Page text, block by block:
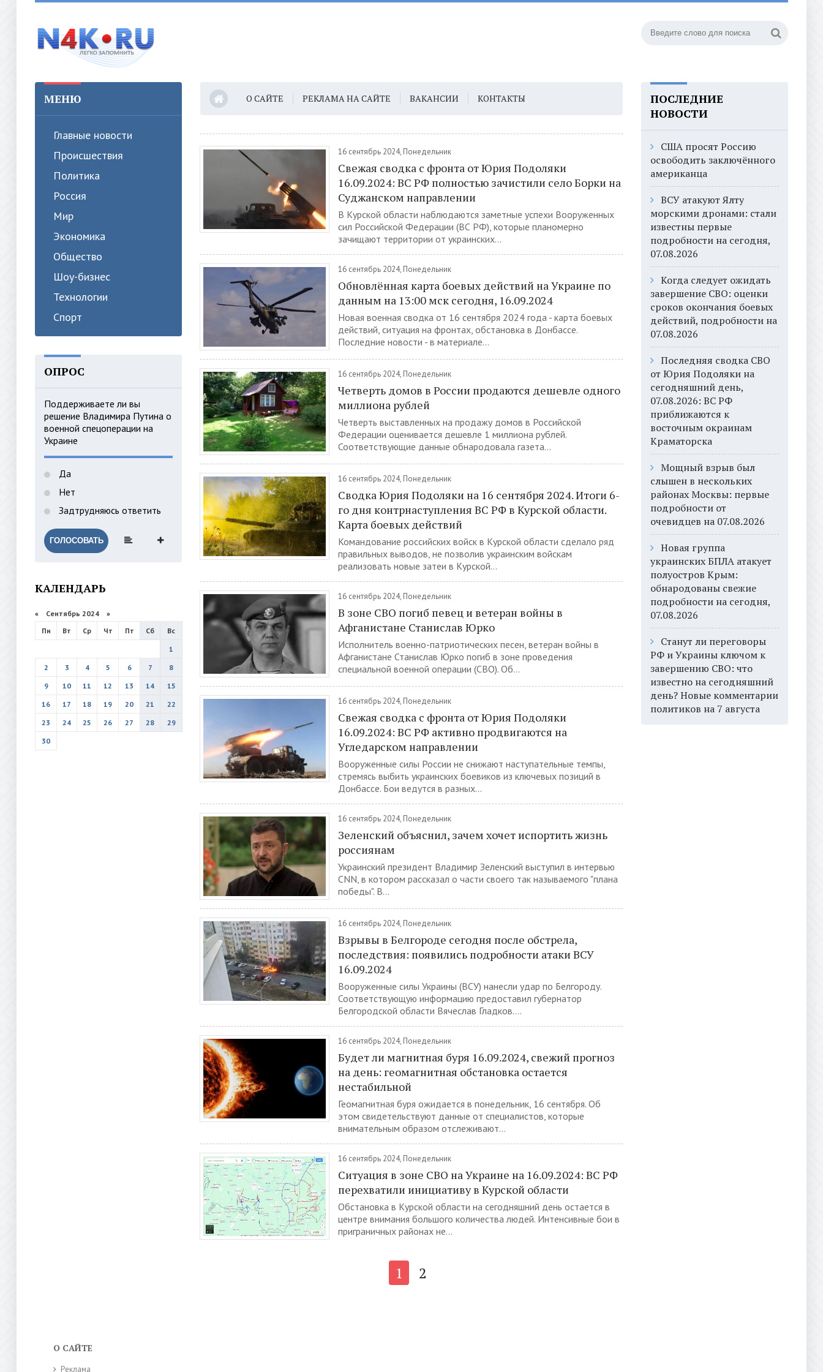
МЕНЮ
Главные новости
Происшествия
Политика
Россия
Мир
Экономика
Общество
Шоу-бизнес
Технологии
Спорт
ОПРОС
Поддерживаете ли вы
решение Владимира Путина о
военной спецоперации на
Украине
Да
Нет
Задтрудняюсь ответить
ГОЛОСОВАТЬ
КАЛЕНДАРЬ
« Сентябрь 2024 »
Пн
Вт Ср Чт Пт Сб
Вс
1
2
3 4 5 6 7
8
9
10 11 12 13 14
15
16
17 18 19 20 21
22
23
24 25 26 27 28
29
30
О САЙТЕ РЕКЛАМА НА САЙТЕ ВАКАНСИИ КОНТАКТЫ
16 сентябрь 2024, Понедельник
Свежая сводка с фронта от Юрия Подоляки
16.09.2024: ВС РФ полностью зачистили село Борки на
Суджанском направлении
В Курской области наблюдаются заметные успехи Вооруженных
сил Российской Федерации (ВС РФ), которые планомерно
зачищают территории от украинских...
16 сентябрь 2024, Понедельник
Обновлённая карта боевых действий на Украине по
данным на 13:00 мск сегодня, 16.09.2024
Новая военная сводка от 16 сентября 2024 года - карта боевых
действий, ситуация на фронтах, обстановка в Донбассе.
Последние новости - в материале...
16 сентябрь 2024, Понедельник
Четверть домов в России продаются дешевле одного
миллиона рублей
Четверть выставленных на продажу домов в Российской
Федерации оценивается дешевле 1 миллиона рублей.
Соответствующие данные обнародовала газета...
16 сентябрь 2024, Понедельник
Сводка Юрия Подоляки на 16 сентября 2024. Итоги 6-
го дня контрнаступления ВС РФ в Курской области.
Карта боевых действий
Командование российских войск в Курской области сделало ряд
правильных выводов, не позволив украинским войскам
реализовать новые затеи в Курской...
16 сентябрь 2024, Понедельник
В зоне СВО погиб певец и ветеран войны в
Афганистане Станислав Юрко
Исполнитель военно-патриотических песен, ветеран войны в
Афганистане Станислав Юрко погиб в зоне проведения
специальной военной операции (СВО). Об...
16 сентябрь 2024, Понедельник
Свежая сводка с фронта от Юрия Подоляки
16.09.2024: ВС РФ активно продвигаются на
Угледарском направлении
Вооруженные силы России не снижают наступательные темпы,
стремясь выбить украинских боевиков из ключевых позиций в
Донбассе. Бои ведутся в разных...
16 сентябрь 2024, Понедельник
Зеленский объяснил, зачем хочет испортить жизнь
россиянам
Украинский президент Владимир Зеленский выступил в интервью
CNN, в котором рассказал о части своего так называемого "плана
победы". В...
16 сентябрь 2024, Понедельник
Взрывы в Белгороде сегодня после обстрела,
последствия: появились подробности атаки ВСУ
16.09.2024
Вооруженные силы Украины (ВСУ) нанесли удар по Белгороду.
Соответствующую информацию предоставил губернатор
Белгородской области Вячеслав Гладков....
16 сентябрь 2024, Понедельник
Будет ли магнитная буря 16.09.2024, свежий прогноз
на день: геомагнитная обстановка остается
нестабильной
Геомагнитная буря ожидается в понедельник, 16 сентября. Об
этом свидетельствуют данные от специалистов, которые
внимательным образом отслеживают...
16 сентябрь 2024, Понедельник
Ситуация в зоне СВО на Украине на 16.09.2024: ВС РФ
перехватили инициативу в Курской области
Обстановка в Курской области на сегодняшний день остается в
центре внимания большого количества людей. Интенсивные бои в
приграничных районах не...
1 2
ПОСЛЕДНИЕ
НОВОСТИ
США просят Россию
освободить заключённого
американца
ВСУ атакуют Ялту
морскими дронами: стали
известны первые
подробности на сегодня,
07.08.2026
Когда следует ожидать
завершение СВО: оценки
сроков окончания боевых
действий, подробности на
07.08.2026
Последняя сводка СВО
от Юрия Подоляки на
сегодняшний день,
07.08.2026: ВС РФ
приближаются к
восточным окраинам
Краматорска
Мощный взрыв был
слышен в нескольких
районах Москвы: первые
подробности от
очевидцев на 07.08.2026
Новая группа
украинских БПЛА атакует
полуостров Крым:
обнародованы свежие
подробности на сегодня,
07.08.2026
Станут ли переговоры
РФ и Украины ключом к
завершению СВО: что
известно на сегодняшний
день? Новые комментарии
политиков на 7 августа
О САЙТЕ
Реклама